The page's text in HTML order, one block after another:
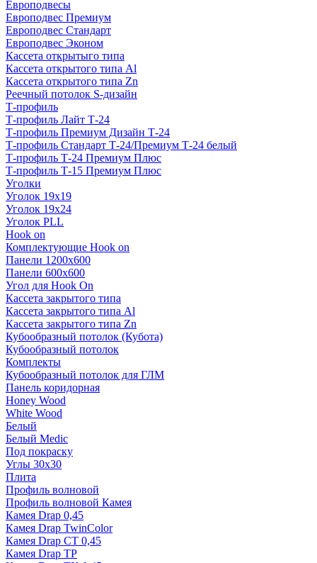
Европодвесы
Европодвес Премиум
Европодвес Стандарт
Европодвес Эконом
Кассета открытыго типа
Кассета открытого типа Al
Кассета открытого типа Zn
Реечный потолок S-дизайн
Т-профиль
Т-профиль Лайт Т-24
Т-профиль Премиум Дизайн Т-24
Т-профиль Стандарт Т-24/Премиум Т-24 белый
Т-профиль Т-24 Премиум Плюс
Т-профиль Т-15 Премиум Плюс
Уголки
Уголок 19х19
Уголок 19х24
Уголок PLL
Hook on
Комплектующие Hook on
Панели 1200х600
Панели 600х600
Угол для Hook On
Кассета закрытого типа
Кассета закрытого типа Al
Кассета закрытого типа Zn
Кубообразный потолок (Кубота)
Кубообразный потолок
Комплекты
Кубообразный потолок для ГЛМ
Панель коридорная
Honey Wood
White Wood
Белый
Белый Medic
Под покраску
Углы 30х30
Плита
Профиль волновой
Профиль волновой Камея
Камея Drap 0,45
Камея Drap TwinColor
Камея Drap СТ 0,45
Камея Drap ТР